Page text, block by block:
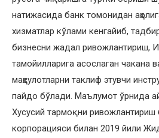
натижасида банк томонидан
хизматлар кўлами кенгайиб,
бизнесни жадал ривожлантириш,
тамойилларига асослаган чакана
маҳсулотларни таклиф этувчи
пайдо бўлади. Маълумот ўрнида
Хусусий тармоқни
корпорацияси билан 2019 йили